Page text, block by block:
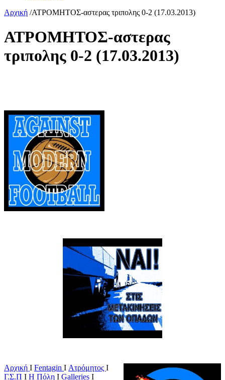
Αρχική /ΑΤΡΟΜΗΤΟΣ-αστερας τριπολης 0-2 (17.03.2013)
ΑΤΡΟΜΗΤΟΣ-αστερας
τριπολης 0-2 (17.03.2013)
Αρχική Ι Fentagin I Ατρόμητος Ι
Γ.Σ.Π Ι Η Πόλη Ι Galleries I